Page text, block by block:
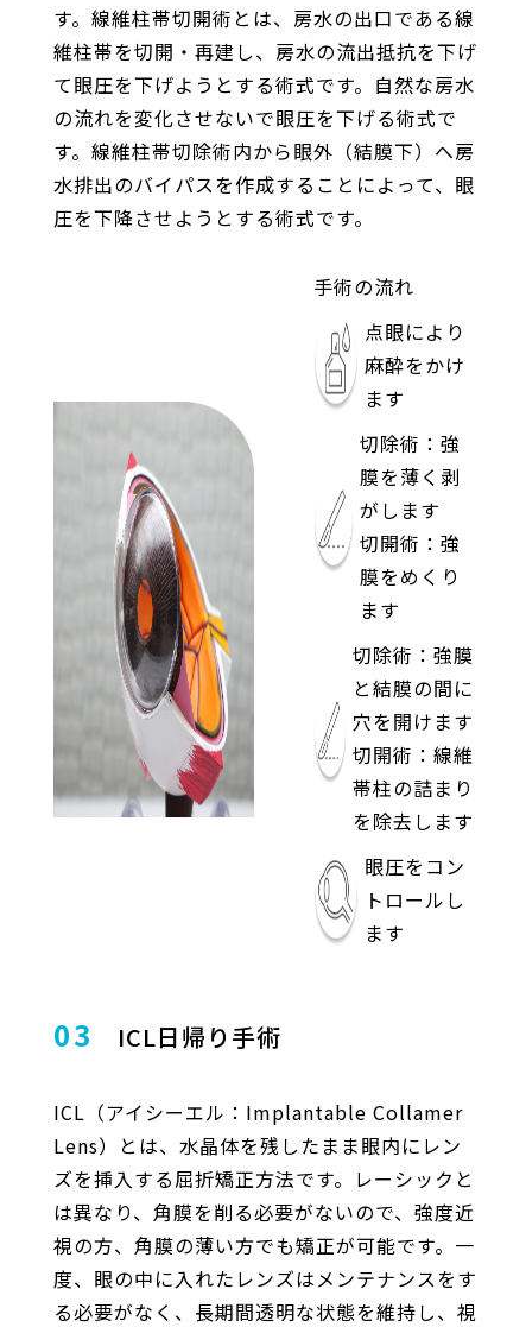
す。線維柱帯切開術とは、房水の出口である線
維柱帯を切開・再建し、房水の流出抵抗を下げ
て眼圧を下げようとする術式です。自然な房水
の流れを変化させないで眼圧を下げる術式で
す。線維柱帯切除術内から眼外（結膜下）へ房
水排出のバイパスを作成することによって、眼
圧を下降させようとする術式です。
手術の流れ
点眼により
麻酔をかけ
ます
切除術：強
膜を薄く剥
がします
切開術：強
膜をめくり
ます
切除術：強膜
と結膜の間に
穴を開けます
切開術：線維
帯柱の詰まり
を除去します
眼圧をコン
トロールし
ます
03 ICL日帰り手術
ICL（アイシーエル：Implantable Collamer
Lens）とは、水晶体を残したまま眼内にレン
ズを挿入する屈折矯正方法です。レーシックと
は異なり、角膜を削る必要がないので、強度近
視の方、角膜の薄い方でも矯正が可能です。一
度、眼の中に入れたレンズはメンテナンスをす
る必要がなく、長期間透明な状態を維持し、視